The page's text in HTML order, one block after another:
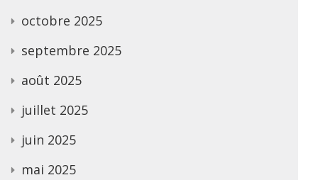
octobre 2025
septembre 2025
août 2025
juillet 2025
juin 2025
mai 2025